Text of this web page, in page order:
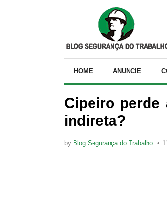
HOME ANUNCIE
Cipeiro
indireta?
by Blog Segurança do Trabalho